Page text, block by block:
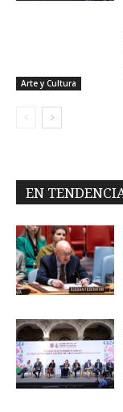
Arte y Cultura
EN